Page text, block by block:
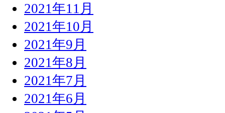
2021年11月
2021年10月
2021年9月
2021年8月
2021年7月
2021年6月